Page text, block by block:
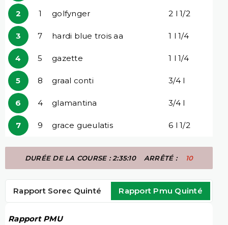
2 1 golfynger 2 l 1/2
3 7 hardi blue trois aa 1 l 1/4
4 5 gazette 1 l 1/4
5 8 graal conti 3/4 l
6 4 glamantina 3/4 l
7 9 grace gueulatis 6 l 1/2
DURÉE DE LA COURSE : 2:35:10 ARRÊTÉ : 10
Rapport Sorec Quinté Rapport Pmu Quinté
Rapport PMU